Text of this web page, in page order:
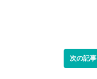
次の記事